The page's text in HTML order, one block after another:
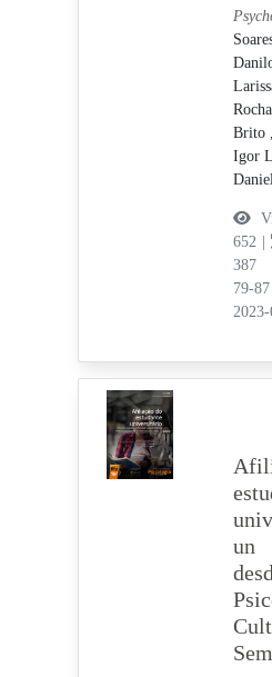
Brito ,
Igor
652 |
387
79-87
un